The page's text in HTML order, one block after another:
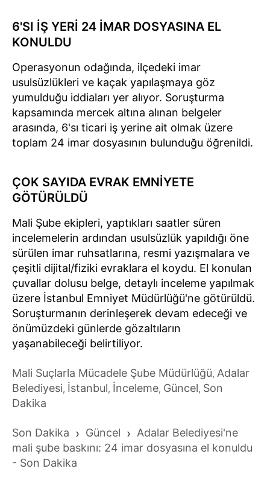
6'SI İŞ YERİ 24 İMAR DOSYASINA EL
KONULDU
Operasyonun odağında, ilçedeki imar
usulsüzlükleri ve kaçak yapılaşmaya göz
yumulduğu iddiaları yer alıyor. Soruşturma
kapsamında mercek altına alınan belgeler
arasında, 6'sı ticari iş yerine ait olmak üzere
toplam 24 imar dosyasının bulunduğu öğrenildi.
ÇOK SAYIDA EVRAK EMNİYETE
GÖTÜRÜLDÜ
Mali Şube ekipleri, yaptıkları saatler süren
incelemelerin ardından usulsüzlük yapıldığı öne
sürülen imar ruhsatlarına, resmi yazışmalara ve
çeşitli dijital/fiziki evraklara el koydu. El konulan
çuvallar dolusu belge, detaylı inceleme yapılmak
üzere İstanbul Emniyet Müdürlüğü'ne götürüldü.
Soruşturmanın derinleşerek devam edeceği ve
önümüzdeki günlerde gözaltıların
yaşanabileceği belirtiliyor.
Mali Suçlarla Mücadele Şube Müdürlüğü, Adalar
Belediyesi, İstanbul, İnceleme, Güncel, Son
Dakika
Son Dakika › Güncel › Adalar Belediyesi'ne
mali şube baskını: 24 imar dosyasına el konuldu
- Son Dakika